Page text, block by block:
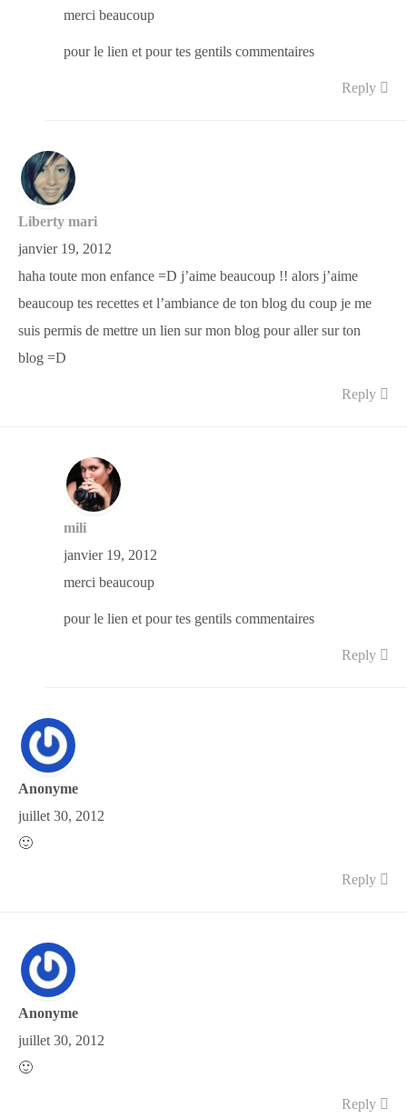
merci beaucoup
pour le lien et pour tes gentils commentaires
Reply
Liberty mari
janvier 19, 2012
haha toute mon enfance =D j’aime beaucoup !! alors j’aime
beaucoup tes recettes et l’ambiance de ton blog du coup je me
suis permis de mettre un lien sur mon blog pour aller sur ton
blog =D
Reply
mili
janvier 19, 2012
merci beaucoup
pour le lien et pour tes gentils commentaires
Reply
Anonyme
juillet 30, 2012
🙂
Reply
Anonyme
juillet 30, 2012
🙂
Reply